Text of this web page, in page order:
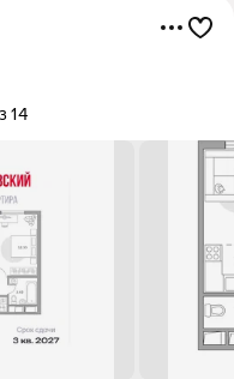
14